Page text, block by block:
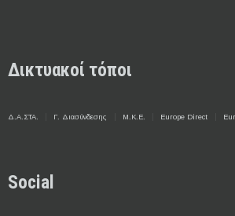
Δικτυακοί τόποι
Δ.Α.ΣΤΑ. Γ. Διασύνδεσης Μ.Κ.Ε. Europe Direct
Social